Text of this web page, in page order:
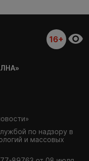
16+
по надзору в
и массовых